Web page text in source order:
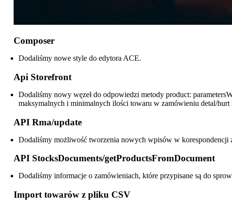
Composer
Dodaliśmy nowe style do edytora ACE.
Api Storefront
Dodaliśmy nowy węzeł do odpowiedzi metody product:
maksymalnych i minimalnych ilości towaru w zamówieniu detal/hurt
API Rma/update
Dodaliśmy możliwość tworzenia nowych wpisów w korespondencji
API StocksDocuments/getProductsFromDocument
Dodaliśmy informacje o zamówieniach, które przypisane są do
Import towarów z pliku CSV